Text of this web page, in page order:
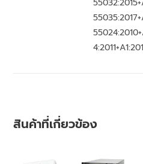
สินค้าที่เกี่ยวข้อง